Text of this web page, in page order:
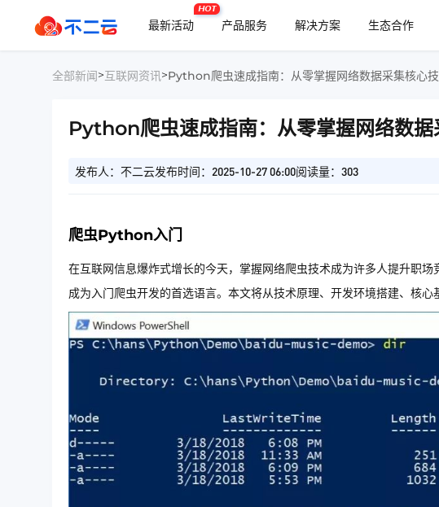
最新活动
HOT
产品服务 解决方案 生态合作
全部新闻>互联网资讯>Python爬虫速成指南：从零掌握网络数据采集核心
Python爬虫速成指南：从零掌握网络数据
发布人：不二云发布时间：2025-10-27 06:00阅读量：303
爬虫Python入门
在互联网信息爆炸式增长的今天，掌握网络爬虫技术成为许多人提升职
成为入门爬虫开发的首选语言。本文将从技术原理、开发环境搭建、核心